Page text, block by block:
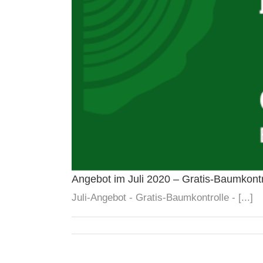
Angebot im Juli 2020 – Gratis-
Juli-Angebot - Gratis-Baumkontrolle - [...]